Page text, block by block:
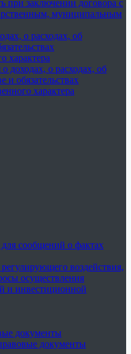
при заключении договора с
муниципальным
о расходах, об
характера
доходах, о расходах, об
и обязательствах
характера
для сообщений о фактах
воздействия,
осуществления
и инвестиционной
документы
документы